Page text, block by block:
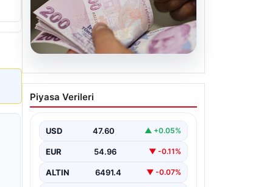
Bayram ikramiyeleri ne
zaman yatacak? 2026
ikramiye ödemeleri
Piyasa Verileri
USD 47.60 ▲ +0.05%
EUR 54.96 ▼ -0.11%
ALTIN 6491.4 ▼ -0.07%